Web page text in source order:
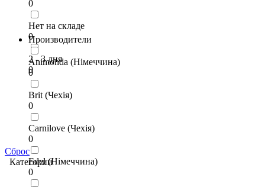
0
Нет на складе
0
2 - 3 дня
0
Производители
Animonda (Німеччина)
0
Brit (Чехія)
0
Carnilove (Чехія)
0
Edel (Німеччина)
0
Сброс
Категории